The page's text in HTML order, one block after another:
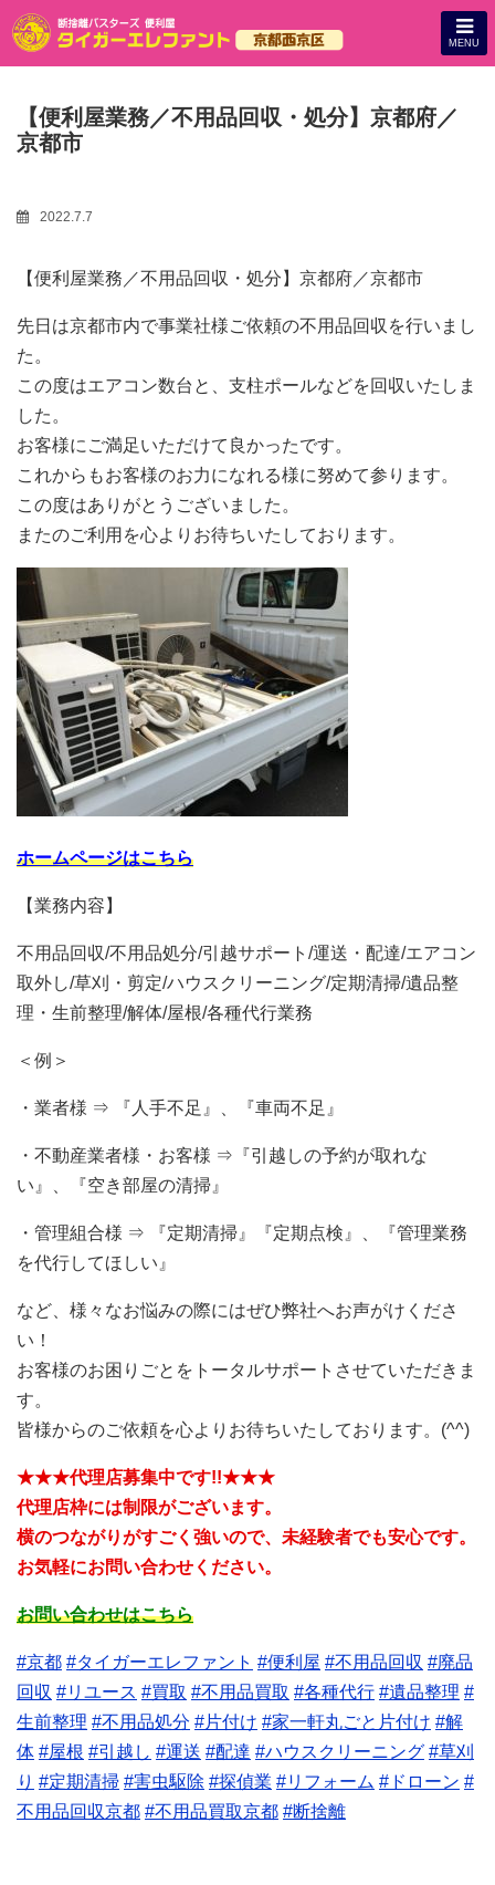
MENU
【便利屋業務／不用品回収・処分】京都府／
京都市
2022.7.7
【便利屋業務／不用品回収・処分】京都府／京都市
先日は京都市内で事業社様ご依頼の不用品回収を行いまし
た。
この度はエアコン数台と、支柱ポールなどを回収いたしま
した。
お客様にご満足いただけて良かったです。
これからもお客様のお力になれる様に努めて参ります。
この度はありがとうございました。
またのご利用を心よりお待ちいたしております。
ホームページはこちら
【業務内容】
不用品回収/不用品処分/引越サポート/運送・配達/エアコン
取外し/草刈・剪定/ハウスクリーニング/定期清掃/遺品整
理・生前整理/解体/屋根/各種代行業務
＜例＞
・業者様 ⇒ 『人手不足』、『車両不足』
・不動産業者様・お客様 ⇒『引越しの予約が取れな
い』、『空き部屋の清掃』
・管理組合様 ⇒ 『定期清掃』『定期点検』、『管理業務
を代行してほしい』
など、様々なお悩みの際にはぜひ弊社へお声がけくださ
い！
お客様のお困りごとをトータルサポートさせていただきま
す。
皆様からのご依頼を心よりお待ちいたしております。(^^)
★★★代理店募集中です!!★★★
代理店枠には制限がございます。
横のつながりがすごく強いので、未経験者でも安心です。
お気軽にお問い合わせください。
お問い合わせはこちら
#京都 #タイガーエレファント #便利屋 #不用品回収 #廃品
回収 #リユース #買取 #不用品買取 #各種代行 #遺品整理 #
生前整理 #不用品処分 #片付け #家一軒丸ごと片付け #解
体 #屋根 #引越し #運送 #配達 #ハウスクリーニング #草刈
り #定期清掃 #害虫駆除 #探偵業 #リフォーム #ドローン #
不用品回収京都 #不用品買取京都 #断捨離